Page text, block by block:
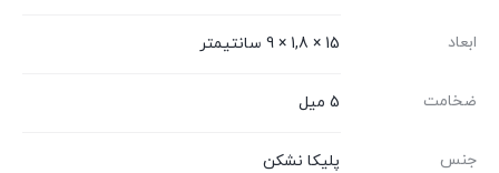
ابعاد 15 × 1,8 × 9 سانتیمتر
ضخامت 5 میل
جنس پلیکا نشکن